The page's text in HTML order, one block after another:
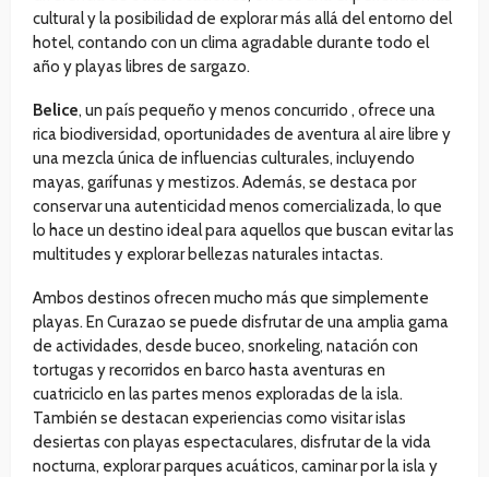
cultural y la posibilidad de explorar más allá del entorno del
hotel, contando con un clima agradable durante todo el
año y playas libres de sargazo.
Belice, un país pequeño y menos concurrido , ofrece una
rica biodiversidad, oportunidades de aventura al aire libre y
una mezcla única de influencias culturales, incluyendo
mayas, garífunas y mestizos. Además, se destaca por
conservar una autenticidad menos comercializada, lo que
lo hace un destino ideal para aquellos que buscan evitar las
multitudes y explorar bellezas naturales intactas.
Ambos destinos ofrecen mucho más que simplemente
playas. En Curazao se puede disfrutar de una amplia gama
de actividades, desde buceo, snorkeling, natación con
tortugas y recorridos en barco hasta aventuras en
cuatriciclo en las partes menos exploradas de la isla.
También se destacan experiencias como visitar islas
desiertas con playas espectaculares, disfrutar de la vida
nocturna, explorar parques acuáticos, caminar por la isla y